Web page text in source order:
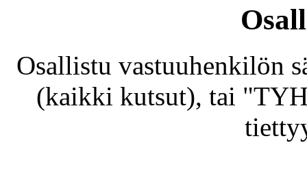
Osallistu vastuuhenkilön
(kaikki kutsut), tai